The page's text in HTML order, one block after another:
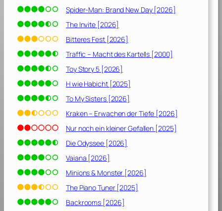
n
M
o
s
t
e
r
U
r
l
a
u
b
2
0
1
Spider-Man: Brand New Day [2026]
The Invite [2026]
Bitteres Fest [2026]
Traffic – Macht des Kartells [2000]
Toy Story 5 [2026]
H wie Habicht [2025]
To My Sisters [2026]
Kraken – Erwachen der Tiefe [2026]
Nur noch ein kleiner Gefallen [2025]
Die Odyssee [2026]
Vaiana [2026]
Minions & Monster [2026]
The Piano Tuner [2025]
Backrooms [2026]